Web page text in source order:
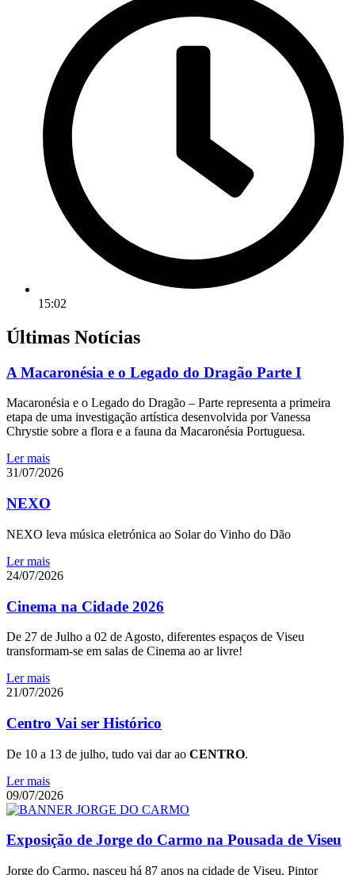
15:02
Últimas Notícias
A Macaronésia e o Legado do Dragão Parte I
Macaronésia e o Legado do Dragão – Parte representa a primeira
etapa de uma investigação artística desenvolvida por Vanessa
Chrystie sobre a flora e a fauna da Macaronésia Portuguesa.
Ler mais
31/07/2026
NEXO
NEXO leva música eletrónica ao Solar do Vinho do Dão
Ler mais
24/07/2026
Cinema na Cidade 2026
De 27 de Julho a 02 de Agosto, diferentes espaços de Viseu
transformam-se em salas de Cinema ao ar livre!
Ler mais
21/07/2026
Centro Vai ser Histórico
De 10 a 13 de julho, tudo vai dar ao CENTRO.
Ler mais
09/07/2026
Exposição de Jorge do Carmo na Pousada de Viseu
Jorge do Carmo, nasceu há 87 anos na cidade de Viseu. Pintor